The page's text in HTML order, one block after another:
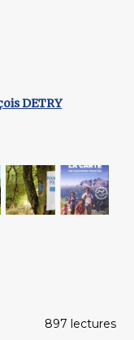
DETRY
897 lectures